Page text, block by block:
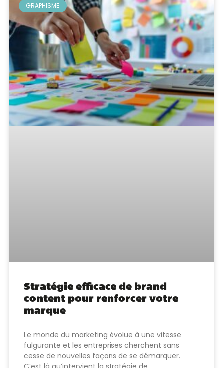
GRAPHISME
Stratégie efficace de brand
content pour renforcer votre
marque
Le monde du marketing évolue à une vitesse
fulgurante et les entreprises cherchent sans
cesse de nouvelles façons de se démarquer.
C’est là qu’intervient la stratégie de